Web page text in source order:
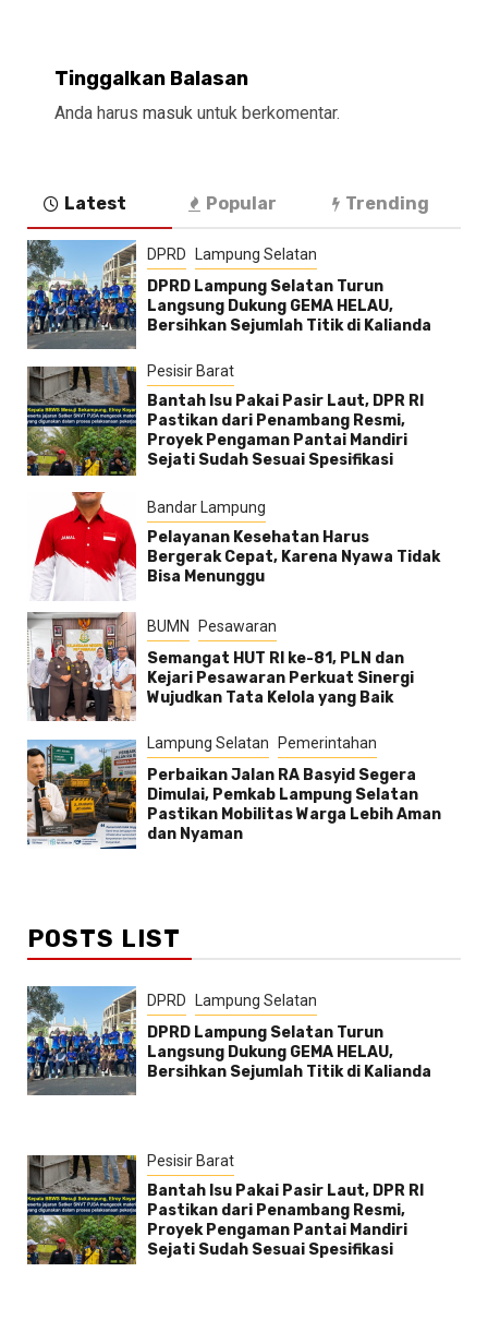
Tinggalkan Balasan
Anda harus masuk untuk berkomentar.
Latest Popular Trending
DPRD Lampung Selatan
DPRD Lampung Selatan Turun
Langsung Dukung GEMA HELAU,
Bersihkan Sejumlah Titik di Kalianda
Pesisir Barat
Bantah Isu Pakai Pasir Laut, DPR RI
Pastikan dari Penambang Resmi,
Proyek Pengaman Pantai Mandiri
Sejati Sudah Sesuai Spesifikasi
Bandar Lampung
Pelayanan Kesehatan Harus
Bergerak Cepat, Karena Nyawa Tidak
Bisa Menunggu
BUMN Pesawaran
Semangat HUT RI ke-81, PLN dan
Kejari Pesawaran Perkuat Sinergi
Wujudkan Tata Kelola yang Baik
Lampung Selatan Pemerintahan
Perbaikan Jalan RA Basyid Segera
Dimulai, Pemkab Lampung Selatan
Pastikan Mobilitas Warga Lebih Aman
dan Nyaman
POSTS LIST
DPRD Lampung Selatan
DPRD Lampung Selatan Turun
Langsung Dukung GEMA HELAU,
Bersihkan Sejumlah Titik di Kalianda
Pesisir Barat
Bantah Isu Pakai Pasir Laut, DPR RI
Pastikan dari Penambang Resmi,
Proyek Pengaman Pantai Mandiri
Sejati Sudah Sesuai Spesifikasi